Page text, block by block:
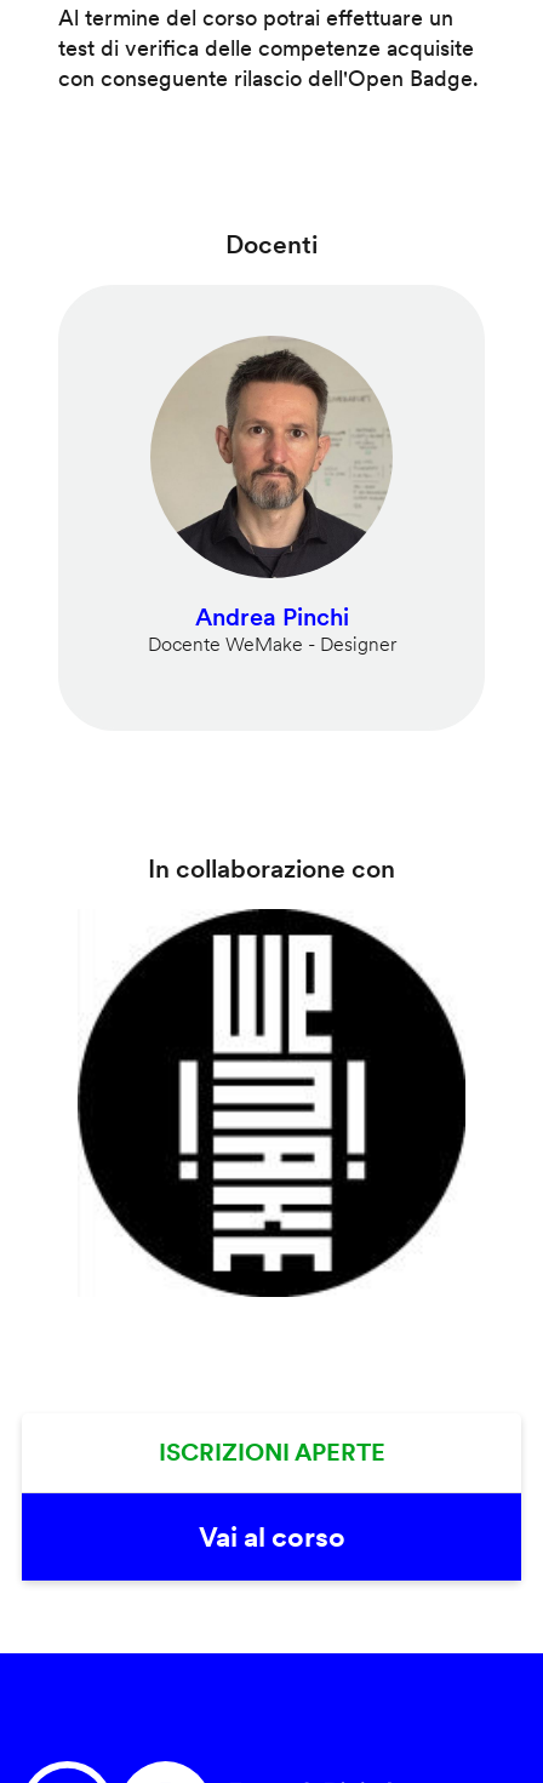
Al termine del corso potrai effettuare un
test di verifica delle competenze acquisite
con conseguente rilascio dell'Open Badge.
Docenti
Andrea Pinchi
Docente WeMake - Designer
In collaborazione con
ISCRIZIONI APERTE
Vai al corso